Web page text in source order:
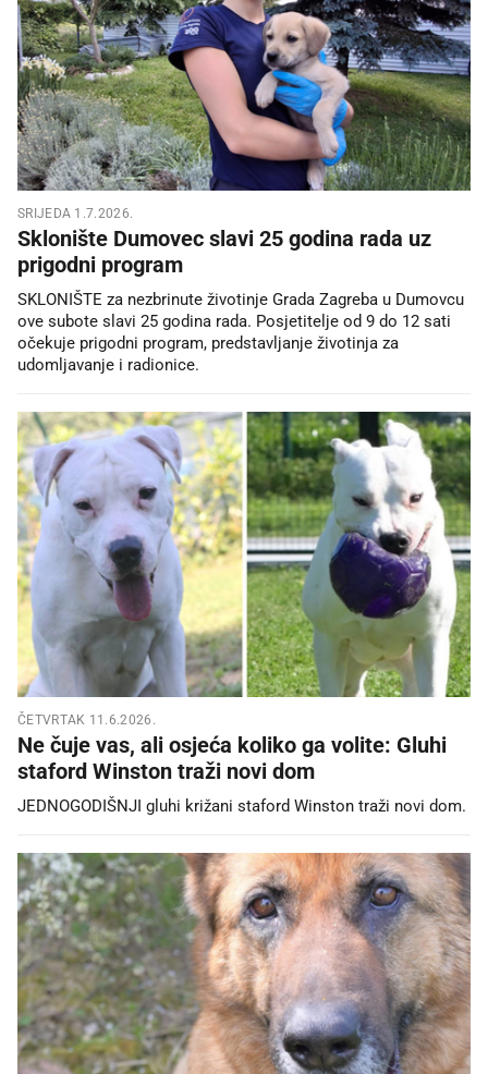
SRIJEDA 1.7.2026.
Sklonište Dumovec slavi 25 godina rada uz
prigodni program
SKLONIŠTE za nezbrinute životinje Grada Zagreba u Dumovcu
ove subote slavi 25 godina rada. Posjetitelje od 9 do 12 sati
očekuje prigodni program, predstavljanje životinja za
udomljavanje i radionice.
ČETVRTAK 11.6.2026.
Ne čuje vas, ali osjeća koliko ga volite: Gluhi
staford Winston traži novi dom
JEDNOGODIŠNJI gluhi križani staford Winston traži novi dom.